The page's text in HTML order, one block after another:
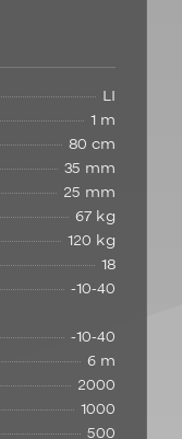
LI
1 m
80 cm
35 mm
25 mm
67 kg
120 kg
18
-10-40
-10-40
6 m
2000
1000
500